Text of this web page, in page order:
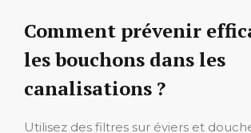
Comment prévenir
les bouchons dans les
canalisations ?
Utilisez des filtres sur éviers et